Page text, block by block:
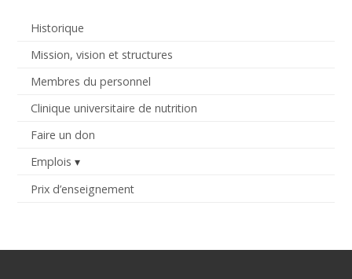
Historique
Mission, vision et structures
Membres du personnel
Clinique universitaire de nutrition
Faire un don
Emplois
Prix d’enseignement